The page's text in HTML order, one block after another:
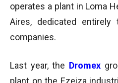
operates a plant in Loma
Aires, dedicated
companies.
Last year, the Dromex
plant on the Ezeiza